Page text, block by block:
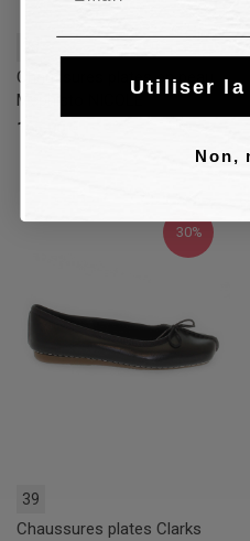
Chaussures plates en peau
Mephisto NICOLE
165,00 €
30%
39
Chaussures plates Clarks
Utiliser la
Non,